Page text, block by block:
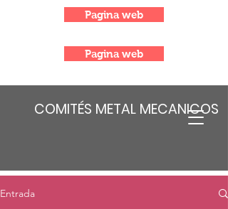
COMITÉS METAL MECANICOS
Pagina web
Pagina web
Entrada